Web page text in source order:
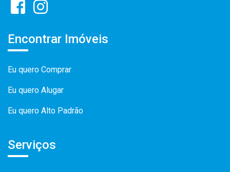
Encontrar Imóveis
Eu quero Comprar
Eu quero Alugar
Eu quero Alto Padrão
Serviços